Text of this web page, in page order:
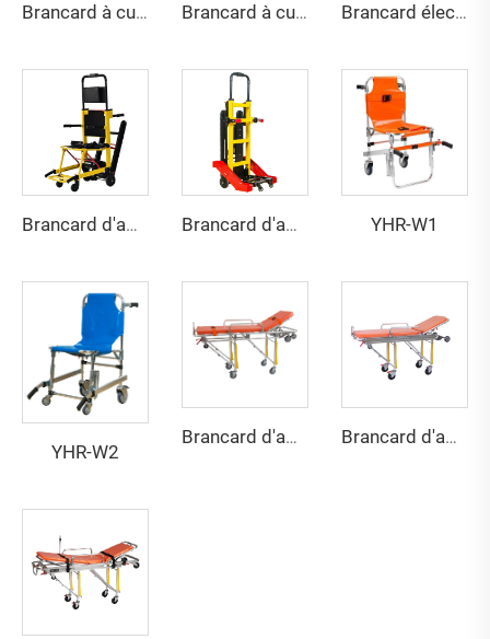
Brancard à cuillère YHR-CS1A Brancard à cuillère YHR-CS1B Brancard électrique pour escaliers YHR-LD01
Brancard d'ambulance YHR-LD01E Brancard d'ambulance YHR-LD02 YHR-W1
YHR-W2
Brancard d'ambulance YHR-A1 Brancard d'ambulance YHR-A2